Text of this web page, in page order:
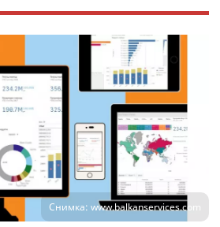
Снимка: www.balkanservices.com